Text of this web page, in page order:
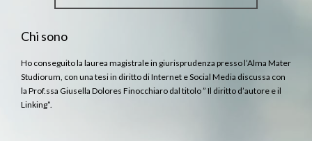
Chi sono
Ho conseguito la laurea magistrale in giurisprudenza presso l’Alma Mater
Studiorum, con una tesi in diritto di Internet e Social Media discussa con
la Prof.ssa Giusella Dolores Finocchiaro dal titolo ” Il diritto d’autore e il
Linking”.